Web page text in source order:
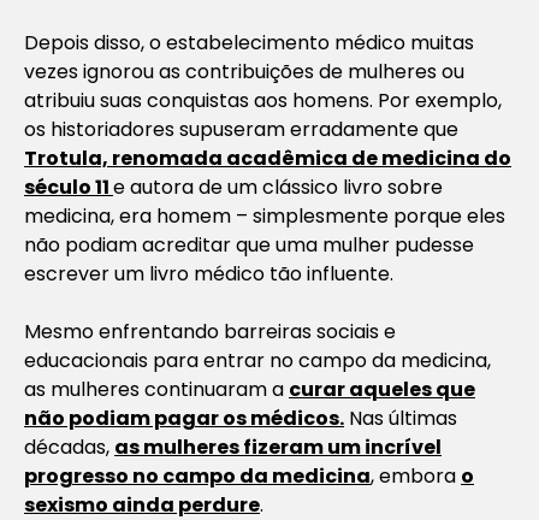
Depois disso, o estabelecimento médico muitas
vezes ignorou as contribuições de mulheres ou
atribuiu suas conquistas aos homens. Por exemplo,
os historiadores supuseram erradamente que
Trotula, renomada acadêmica de medicina do
século 11e autora de um clássico livro sobre
medicina, era homem – simplesmente porque eles
não podiam acreditar que uma mulher pudesse
escrever um livro médico tão influente.
Mesmo enfrentando barreiras sociais e
educacionais para entrar no campo da medicina,
as mulheres continuaram a curar aqueles que
não podiam pagar os médicos. Nas últimas
décadas, as mulheres fizeram um incrível
progresso no campo da medicina, embora o
sexismo ainda perdure.